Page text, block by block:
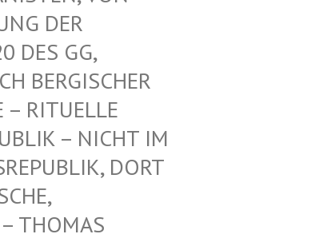
DER K
GG, G
K
– RITUELLE
– NICHT IM E
DORT A
A
M